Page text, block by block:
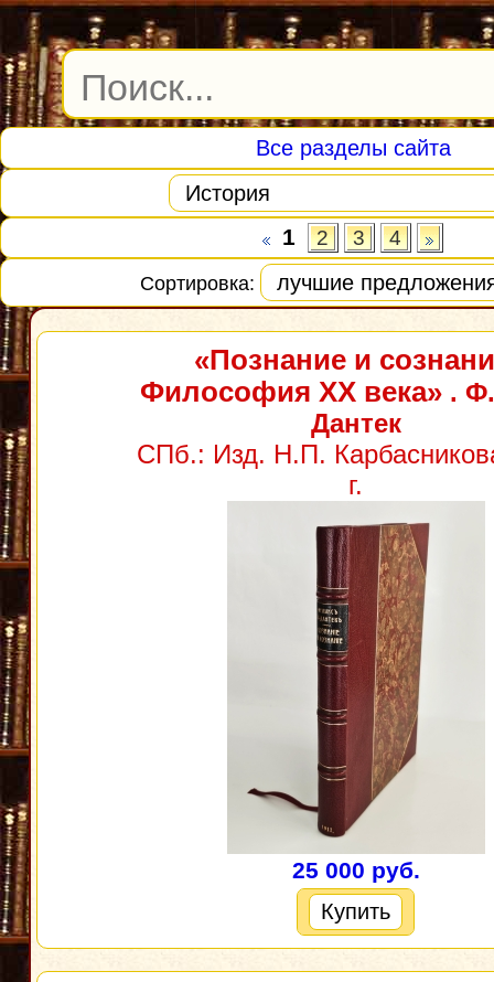
Все разделы сайта
1 2 3 4
Сортировка:
«Познание и
Философия XX века» .
Дантек
СПб.: Изд. Н.П.
г.
25 000 руб.
Купить